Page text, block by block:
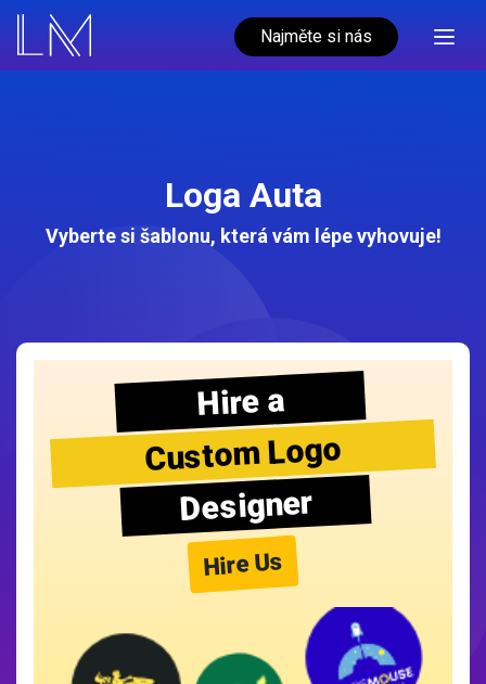
Najměte si nás
Loga Auta
Vyberte si šablonu, která vám lépe vyhovuje!
Hire a
Custom Logo
Designer
Hire Us